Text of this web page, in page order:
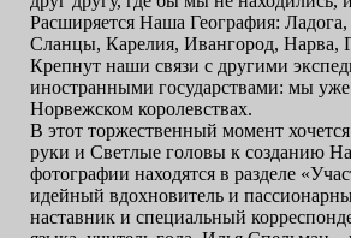
Расширяется Наша География:
Сланцы, Карелия, Ивангород, Нарва,
Крепнут наши связи с другими
иностранными государствами: мы
Норвежском королевствах.
В этот торжественный момент
руки и Светлые головы к созданию
фотографии находятся в разделе
идейный вдохновитель и
наставник и специальный